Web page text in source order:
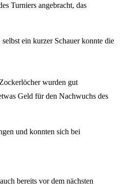
Turniers angebracht, das
ein kurzer Schauer konnte die
wurden gut
Geld für den Nachwuchs des
und konnten sich bei
bereits vor dem nächsten